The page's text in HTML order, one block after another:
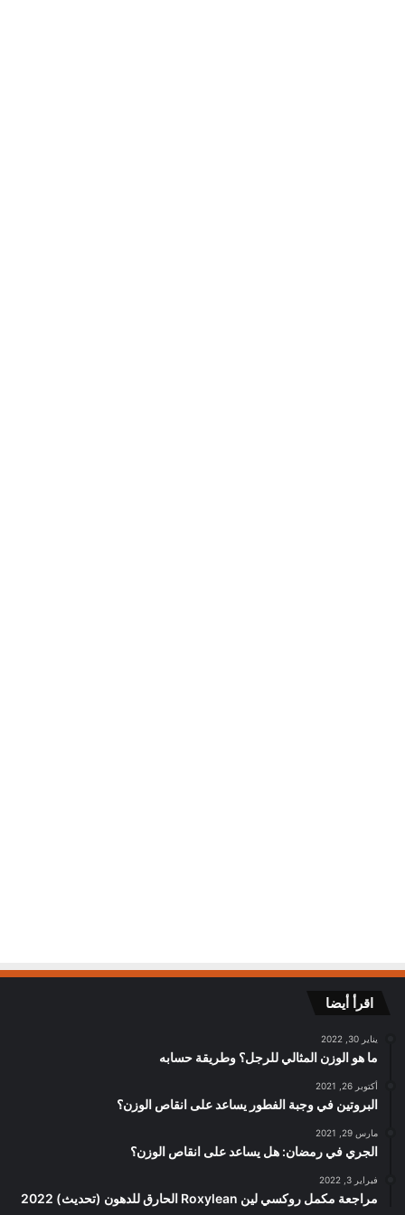
اقرأ أيضا
يناير 30, 2022
ما هو الوزن المثالي للرجل؟ وطريقة حسابه
أكتوبر 26, 2021
البروتين في وجبة الفطور يساعد على انقاص الوزن؟
مارس 29, 2021
الجري في رمضان: هل يساعد على انقاص الوزن؟
فبراير 3, 2022
مراجعة مكمل روكسي لين Roxylean الحارق للدهون (تحديث) 2022